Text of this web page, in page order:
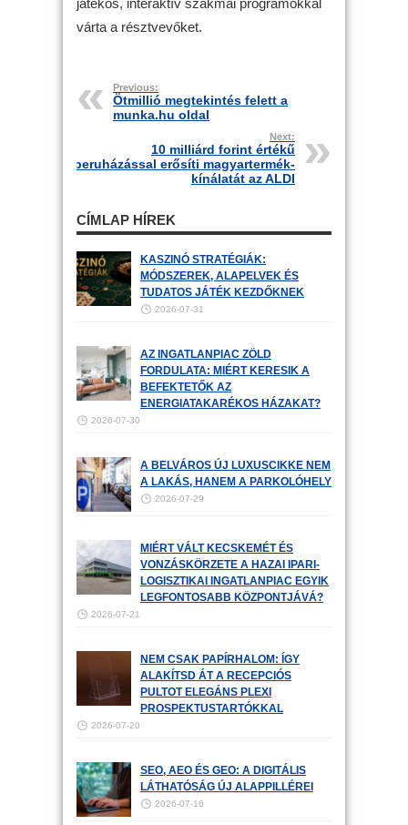
várta a résztvevőket.
Previous:
Ötmillió megtekintés felett a
munka.hu oldal
Next:
10 milliárd forint értékű
beruházással erősíti magyartermék-
kínálatát az ALDI
CÍMLAP HÍREK
KASZINÓ STRATÉGIÁK:
MÓDSZEREK, ALAPELVEK ÉS
TUDATOS JÁTÉK KEZDŐKNEK
2026-07-31
AZ INGATLANPIAC ZÖLD
FORDULATA: MIÉRT KERESIK A
BEFEKTETŐK AZ
ENERGIATAKARÉKOS HÁZAKAT?
2026-07-30
A BELVÁROS ÚJ LUXUSCIKKE NEM
A LAKÁS, HANEM A PARKOLÓHELY
2026-07-29
MIÉRT VÁLT KECSKEMÉT ÉS
VONZÁSKÖRZETE A HAZAI IPARI-
LOGISZTIKAI INGATLANPIAC EGYIK
LEGFONTOSABB KÖZPONTJÁVÁ?
2026-07-21
NEM CSAK PAPÍRHALOM: ÍGY
ALAKÍTSD ÁT A RECEPCIÓS
PULTOT ELEGÁNS PLEXI
PROSPEKTUSTARTÓKKAL
2026-07-20
SEO, AEO ÉS GEO: A DIGITÁLIS
LÁTHATÓSÁG ÚJ ALAPPILLÉREI
2026-07-16